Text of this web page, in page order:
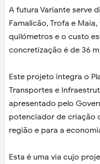
A futura Variante serve
Famalicão, Trofa e
quilómetros e o custo
concretização é de 36
Este projeto integra o
Transportes e
apresentado pelo
potenciador de criação
região e para a
Esta é uma via cujo